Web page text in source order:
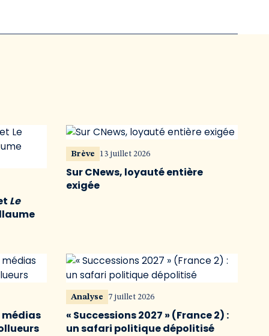
Le
Brève 13 juillet 2026
Sur CNews, loyauté entière
exigée
médias
Analyse 7 juillet 2026
« Successions 2027 » (France 2) :
un safari politique dépolitisé